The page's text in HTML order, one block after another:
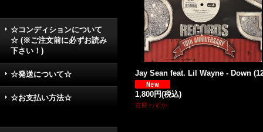
☆コンディションについて
☆ (※ご注文前に必ずお読み
下さい！)
☆発送について☆
☆お支払い方法☆
Jay Sean feat. Lil Wayne - Down
1,800円(税込)
在庫わずか